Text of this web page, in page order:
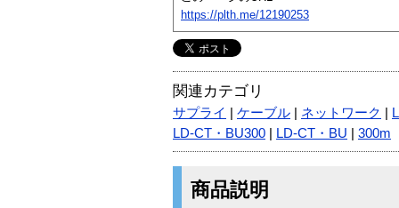
https://plth.me/12190253
関連カテゴリ
サプライ ケーブル ネットワーク
LD-CT・BU300
LD-CT・BU 300m
商品説明